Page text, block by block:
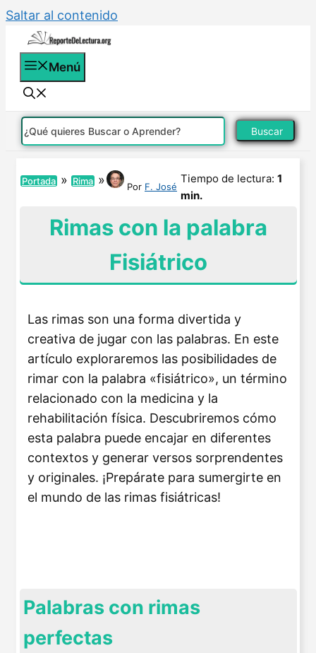
Saltar al contenido
Menú
Buscar
Portada » Rima » Por F. José
Tiempo de lectura: 1
min.
Rimas con la palabra
Fisiátrico
Las rimas son una forma divertida y
creativa de jugar con las palabras. En este
artículo exploraremos las posibilidades de
rimar con la palabra «fisiátrico», un término
relacionado con la medicina y la
rehabilitación física. Descubriremos cómo
esta palabra puede encajar en diferentes
contextos y generar versos sorprendentes
y originales. ¡Prepárate para sumergirte en
el mundo de las rimas fisiátricas!
Palabras con rimas
perfectas